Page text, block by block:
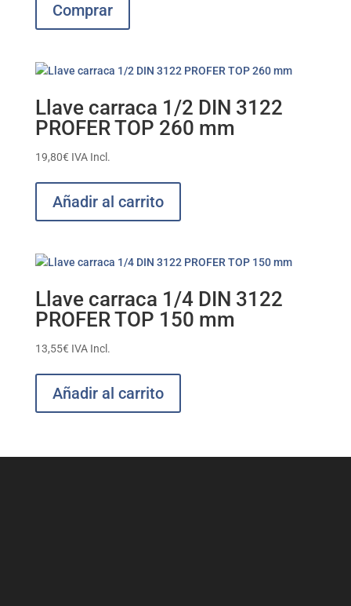
Comprar
Las
se
pueden
la
página
de
Llave carraca 1/2 DIN 3122
PROFER TOP 260 mm
19,80€ IVA Incl.
Añadir al carrito
Llave carraca 1/4 DIN 3122
PROFER TOP 150 mm
13,55€ IVA Incl.
Añadir al carrito